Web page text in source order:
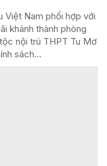
Việt Nam phối hợp với
khánh thành phòng
nội trú THPT Tu Mơ
sách...